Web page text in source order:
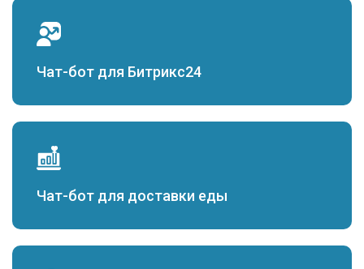
Чат-бот для Битрикс24
Чат-бот для доставки еды